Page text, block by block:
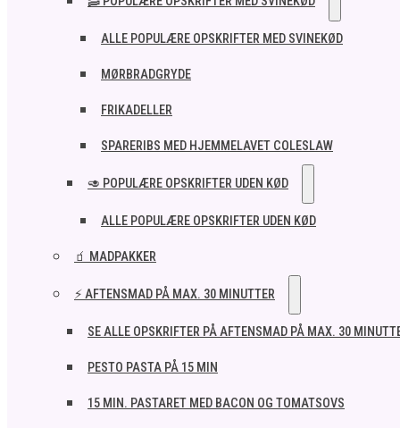
ALLE POPULÆRE OPSKRIFTER MED SVINEKØD
MØRBRADGRYDE
FRIKADELLER
SPARERIBS MED HJEMMELAVET COLESLAW
🥑 POPULÆRE OPSKRIFTER UDEN KØD
ALLE POPULÆRE OPSKRIFTER UDEN KØD
🧃 MADPAKKER
⚡ AFTENSMAD PÅ MAX. 30 MINUTTER
SE ALLE OPSKRIFTER PÅ AFTENSMAD PÅ MAX. 30
PESTO PASTA PÅ 15 MIN
15 MIN. PASTARET MED BACON OG TOMATSOVS